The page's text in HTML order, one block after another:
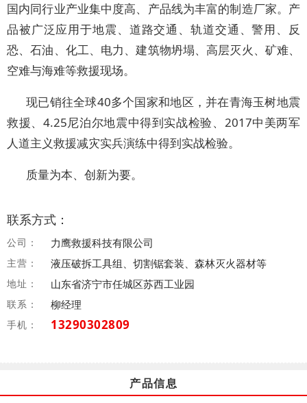
国内同行业产业集中度高、产品线为丰富的制造厂家。产
品被广泛应用于地震、道路交通、轨道交通、警用、反
恐、石油、化工、电力、建筑物坍塌、高层灭火、矿难、
空难与海难等救援现场。
现已销往全球40多个国家和地区，并在青海玉树地震
救援、4.25尼泊尔地震中得到实战检验、2017中美两军
人道主义救援减灾实兵演练中得到实战检验。
质量为本、创新为要。
联系方式：
公司： 力鹰救援科技有限公司
主营： 液压破拆工具组、切割锯套装、森林灭火器材等
地址： 山东省济宁市任城区苏西工业园
联系： 柳经理
手机： 13290302809
产品信息